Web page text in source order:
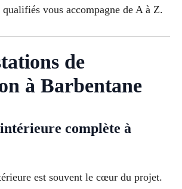
qualifiés vous accompagne de A à Z.
de
à Barbentane
complète à
est souvent le cœur du projet.